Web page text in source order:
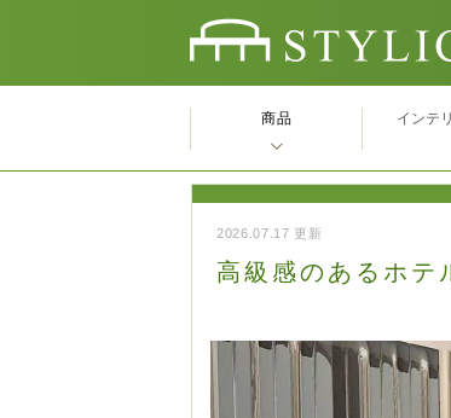
2026.07.17 更新
高級感のあるホテ
商品 インテ